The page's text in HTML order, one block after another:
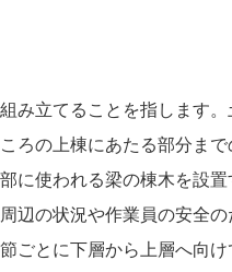
み立てることを指します
ろの上棟にあたる部分ま
に使われる梁の棟木を設
辺の状況や作業員の安全
ごとに下層から上層へ向